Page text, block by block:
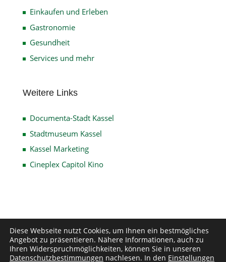
Einkaufen und Erleben
Gastronomie
Gesundheit
Services und mehr
Weitere Links
Documenta-Stadt Kassel
Stadtmuseum Kassel
Kassel Marketing
Cineplex Capitol Kino
Impressum Datenschutz
Disclaimer
Kontakt
Diese Webseite nutzt Cookies, um Ihnen ein bestmögliches
Angebot zu präsentieren. Nähere Informationen, auch zu
Ihren Widerspruchmöglichkeiten, können Sie in unseren
Datenschutzbestimmungen nachlesen. In den Einstellungen